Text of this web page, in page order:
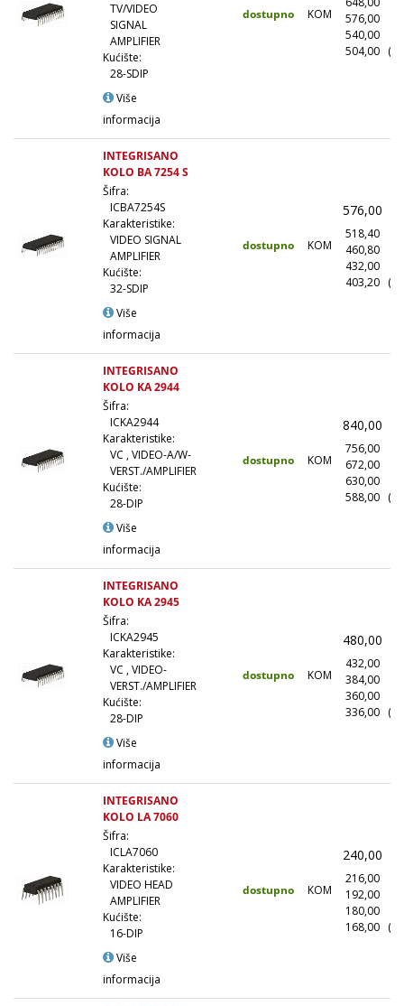
TV/VIDEO
SIGNAL
AMPLIFIER
Kućište:
28-SDIP
Više
informacija
dostupno KOM
576,00
540,00
504,00
INTEGRISANO
KOLO BA 7254 S
Šifra:
ICBA7254S
Karakteristike:
VIDEO SIGNAL
AMPLIFIER
Kućište:
32-SDIP
Više
informacija
dostupno KOM
576,00
518,40
460,80
432,00
403,20
INTEGRISANO
KOLO KA 2944
Šifra:
ICKA2944
Karakteristike:
VC , VIDEO-A/W-
VERST./AMPLIFIER
Kućište:
28-DIP
Više
informacija
dostupno KOM
840,00
756,00
672,00
630,00
588,00
INTEGRISANO
KOLO KA 2945
Šifra:
ICKA2945
Karakteristike:
VC , VIDEO-
VERST./AMPLIFIER
Kućište:
28-DIP
Više
informacija
dostupno KOM
480,00
432,00
384,00
360,00
336,00
INTEGRISANO
KOLO LA 7060
Šifra:
ICLA7060
Karakteristike:
VIDEO HEAD
AMPLIFIER
Kućište:
16-DIP
Više
informacija
dostupno KOM
240,00
216,00
192,00
180,00
168,00